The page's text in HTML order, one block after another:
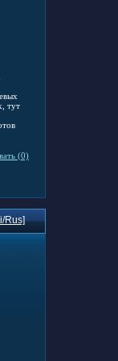
тут
(0)
Rus]